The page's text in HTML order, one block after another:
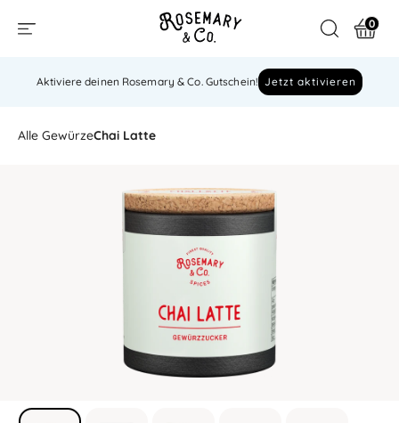
0
Aktiviere deinen Rosemary & Co. Gutschein! Jetzt aktivieren
Alle GewürzeChai Latte